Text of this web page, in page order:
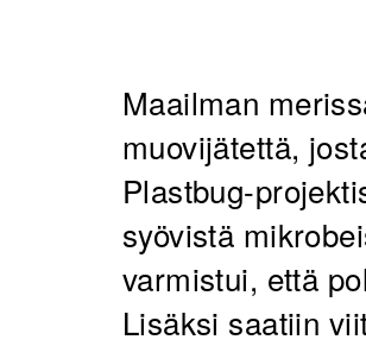
Maailman
muovijätettä,
Plastbug-
syövistä
varmistui, että
Lisäksi saatiin